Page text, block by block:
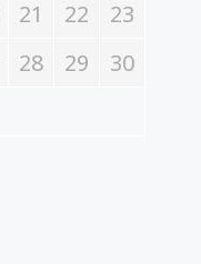
21 22
23
28 29
30